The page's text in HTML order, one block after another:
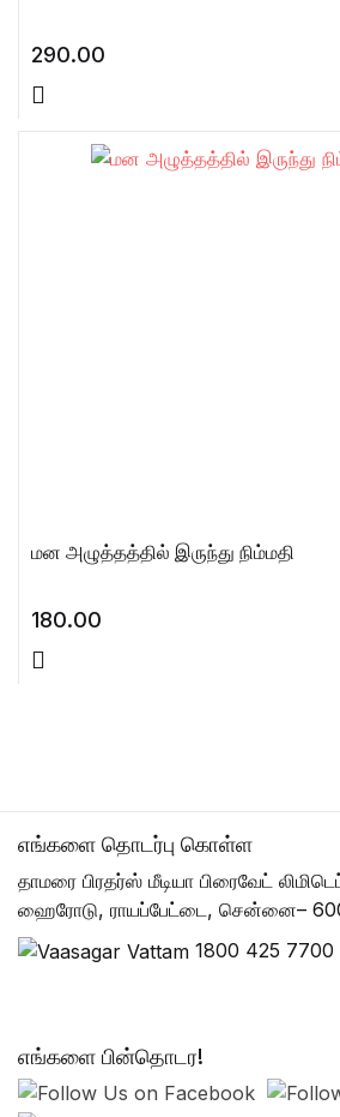
290.00
மன அழுத்தத்தில் இருந்து நிம்மதி
180.00
எங்களை தொடர்பு கொள்ள
தாமரை பிரதர்ஸ் மீடியா பிரைவேட்
ஹைரோடு, ராயப்பேட்டை, சென்னை–
1800 425 7700
எங்களை பின்தொடர!